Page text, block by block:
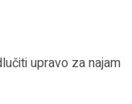
upravo za najam